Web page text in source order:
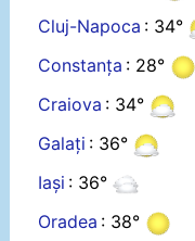
Cluj-Napoca : 34°
Constanța : 28°
Craiova : 34°
Galați : 36°
Iași : 36°
Oradea : 38°